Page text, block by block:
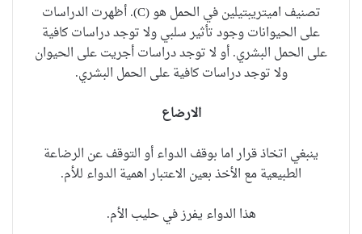
تصنيف اميتريبتيلين
في الحمل هو (C). أظهرت الدراسات
على الحيوانات وجود تأثير سلبي ولا توجد دراسات كافية
على الحمل البشري. أو لا توجد دراسات أجريت على الحيوان
ولا توجد دراسات كافية على الحمل البشري.
الارضاع
ينبغي اتخاذ قرار اما بوقف الدواء أو التوقف عن الرضاعة
الطبيعية مع الأخذ بعين الاعتبار اهمية الدواء للأم.
هذا الدواء يفرز في حليب الأم.